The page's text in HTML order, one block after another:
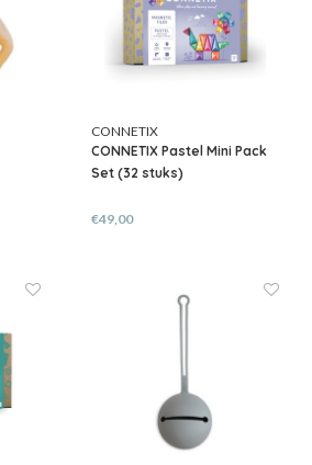
CONNETIX
CONNETIX Pastel Mini Pack
Set (32 stuks)
€49,00